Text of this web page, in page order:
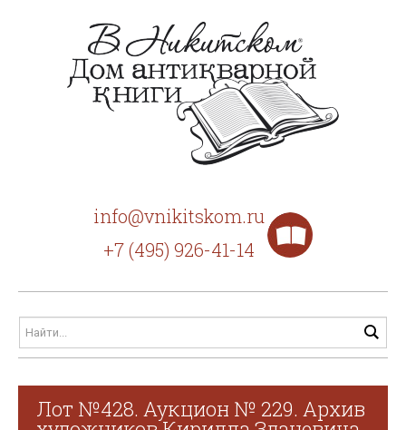
info@vnikitskom.ru
+7 (495) 926-41-14
Лот №428. Аукцион № 229. Архив